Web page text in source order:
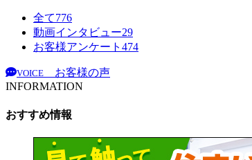
全て776
動画インタビュー29
お客様アンケート 474
VOICE
お客様の声
INFORMATION
おすすめ情報